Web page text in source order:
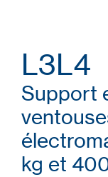
L3L4
Support
kg et